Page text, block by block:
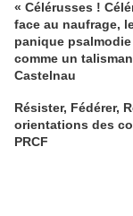
« Célérusses !
face au naufrage,
panique
comme un
Castelnau
Résister, Fédérer,
orientations des
PRCF